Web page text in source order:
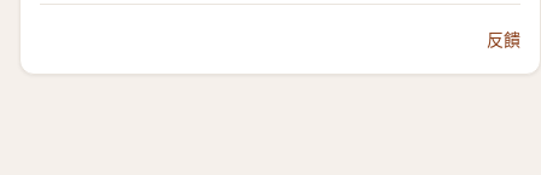
反饋